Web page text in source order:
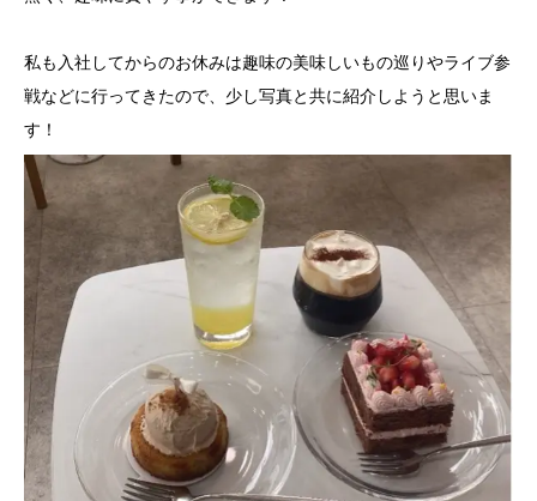
私も入社してからのお休みは趣味の美味しいもの巡りやライブ参
戦などに行ってきたので、少し写真と共に紹介しようと思いま
す！